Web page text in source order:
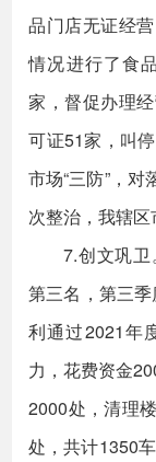
品门店无证经
情况进行了食
家，督促办理
可证51家，叫
市场“三防”，
次整治，我辖区
7.创文巩
第三名，第三
利通过2021年
力，花费资金
2000处，清理
处，共计1350